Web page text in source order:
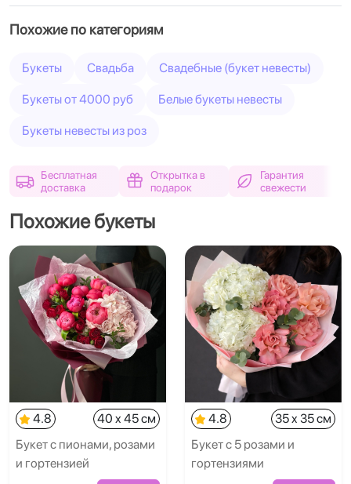
Похожие по категориям
Букеты Свадьба Свадебные (букет невесты)
Букеты от 4000 руб Белые букеты невесты
Букеты невесты из роз
Бесплатная
доставка
Открытка в
подарок
Гарантия
свежести
Похожие букеты
4.8
40 x 45 см
Букет с пионами, розами
и гортензией
4.8
35 x 35 см
Букет с 5 розами и
гортензиями